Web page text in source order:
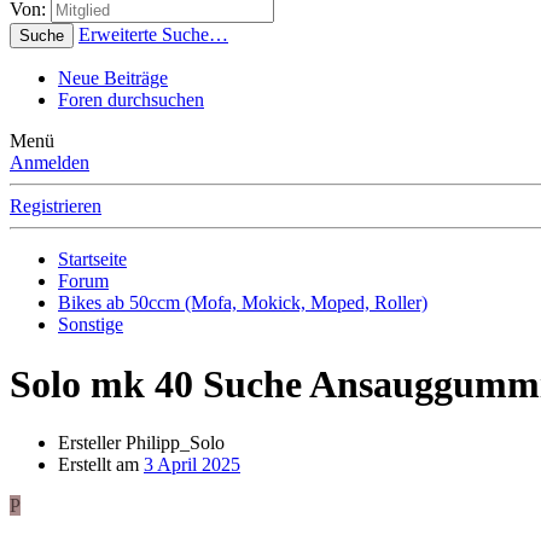
Von:
Suche Erweiterte Suche…
Neue Beiträge
Foren durchsuchen
Menü
Anmelden
Registrieren
Startseite
Forum
Bikes ab 50ccm (Mofa, Mokick, Moped, Roller)
Sonstige
Solo mk 40 Suche
ErstellerPhilipp_Solo
Erstellt am 3 April 2025
P